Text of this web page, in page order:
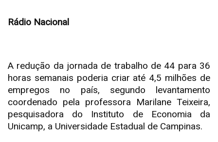
Rádio Nacional
A redução da jornada de trabalho de 44 para 36
horas semanais poderia criar até 4,5 milhões de
empregos no país, segundo levantamento
coordenado pela professora Marilane Teixeira,
pesquisadora do Instituto de Economia da
Unicamp, a Universidade Estadual de Campinas.